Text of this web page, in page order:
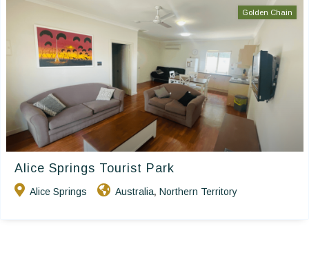
Golden Chain
Alice Springs Tourist Park
Alice Springs Australia, Northern Territory